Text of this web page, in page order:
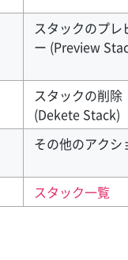
スタックのプレ
ー (Preview
スタックの削除
(Dekete Stack)
その他のアクシ
スタック一覧